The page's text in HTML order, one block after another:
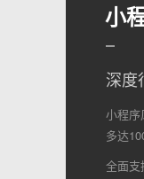
小
深度
小程
多达
全面